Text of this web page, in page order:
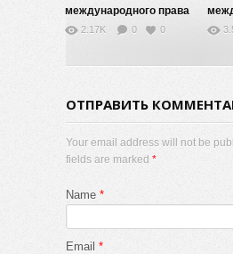
международного права
— 82.17K 0 0
— 7
ОТПРАВИТЬ
Your email address will not be
fields are marked *
Name *
Email *